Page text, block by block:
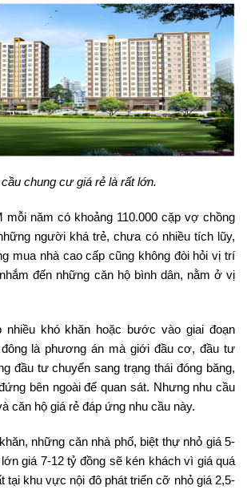
chung cư giá rẻ là rất lớn.
mỗi năm có khoảng 110.000 cặp vợ chồng
người khá trẻ, chưa có nhiều tích lũy,
mua nhà cao cấp cũng không đòi hỏi vị trí
đến những căn hộ bình dân, nằm ở vị
nhiều khó khăn hoặc bước vào giai đoạn
đông là phương án mà giới đầu cơ, đầu tư
đầu tư chuyển sang trạng thái đóng băng,
bên ngoài để quan sát. Nhưng nhu cầu
căn hộ giá rẻ đáp ứng nhu cầu này.
những căn nhà phố, biệt thự nhỏ giá 5-
giá 7-12 tỷ đồng sẽ kén khách vì giá quá
tại khu vực nội đô phát triển cỡ nhỏ giá 2,5-